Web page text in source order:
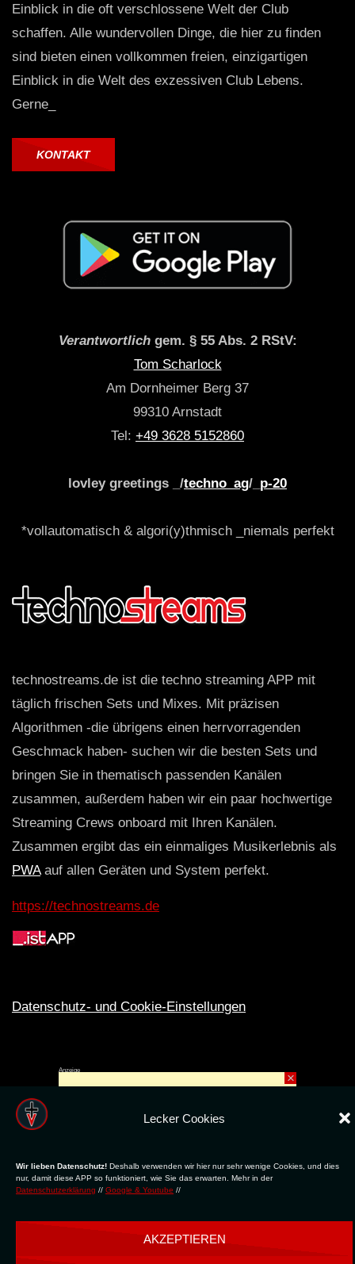
Lecker Cookies
Wir lieben Datenschutz! Deshalb verwenden wir hier nur sehr wenige Cookies, und dies
nur, damit diese APP so funktioniert, wie Sie das erwarten. Mehr in der
Datenschutzerklärung // Google & Youtube //
AKZEPTIEREN
Einblick in die oft verschlossene Welt der Club
schaffen. Alle wundervollen Dinge, die hier zu finden
sind bieten einen vollkommen freien, einzigartigen
Einblick in die Welt des exzessiven Club Lebens.
Gerne_
KONTAKT
Verantwortlichgem. § 55 Abs. 2 RStV:
Tom Scharlock
Am Dornheimer Berg 37
99310 Arnstadt
Tel: +49 3628 5152860
lovley greetings _/techno_ag/_ p-20
*vollautomatisch & algori(y)thmisch _niemals perfekt
technostreams.de ist die techno streaming APP mit
täglich frischen Sets und Mixes. Mit präzisen
Algorithmen -die übrigens einen herrvorragenden
Geschmack haben- suchen wir die besten Sets und
bringen Sie in thematisch passenden Kanälen
zusammen, außerdem haben wir ein paar hochwertige
Streaming Crews onboard mit Ihren Kanälen.
Zusammen ergibt das ein einmaliges Musikerlebnis als
PWAauf allen Geräten und System perfekt.
https://technostreams.de
Datenschutz- und Cookie-Einstellungen
Anzeige
×